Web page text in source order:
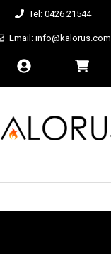
Tel: 0426 21544
Email: info@kalorus.com